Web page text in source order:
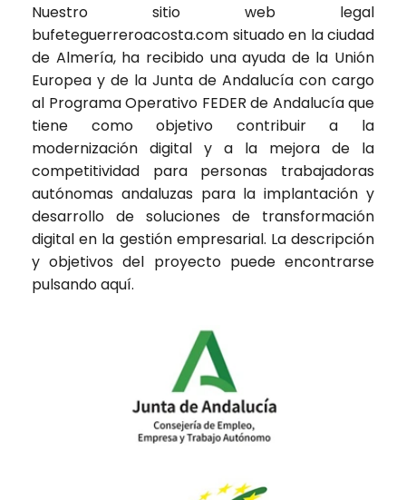
Nuestro sitio web legal
bufeteguerreroacosta.com situado en la ciudad
de Almería, ha recibido una ayuda de la Unión
Europea y de la Junta de Andalucía con cargo
al Programa Operativo FEDER de Andalucía que
tiene como objetivo contribuir a la
modernización digital y a la mejora de la
competitividad para personas trabajadoras
autónomas andaluzas para la implantación y
desarrollo de soluciones de transformación
digital en la gestión empresarial. La descripción
y objetivos del proyecto puede encontrarse
pulsandoaquí.